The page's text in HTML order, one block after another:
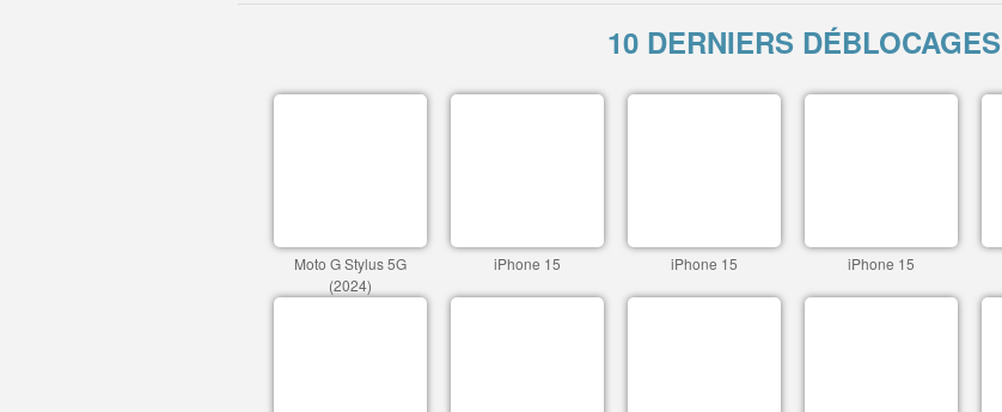
10 DERNIERS DÉBLOCAGES
Moto G Stylus 5G
(2024)
iPhone 15 iPhone 15 iPhone 15